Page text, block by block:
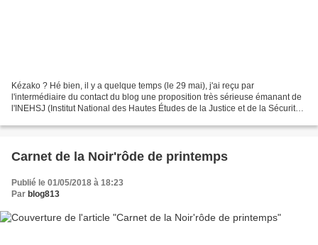
Kézako ? Hé bien, il y a quelque temps (le 29 mai), j'ai reçu par
l'intermédiaire du contact du blog une proposition très sérieuse émanant de
l'INEHSJ (Institut National des Hautes Études de la Justice et de la Sécurité)
Carnet de la Noir'rôde de printemps
Publié le 01/05/2018 à 18:23
Par blog813